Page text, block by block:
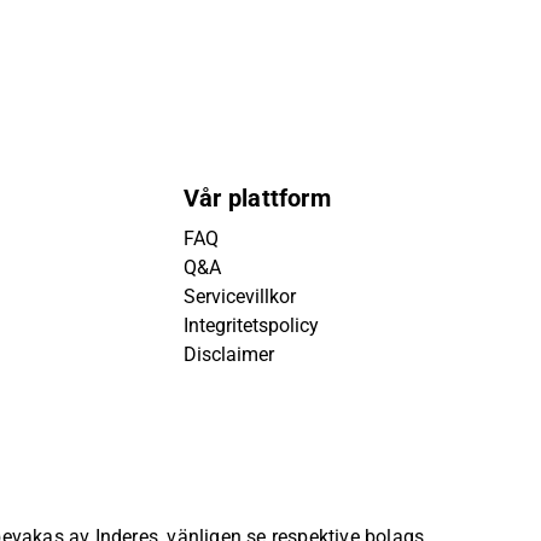
Vår plattform
FAQ
Q&A
Servicevillkor
Integritetspolicy
Disclaimer